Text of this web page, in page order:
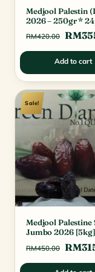
Medjool Palestin
2026 – 250gr *
RM420.00
price
was:
RM
Add to cart
Sale!
Medjool Palestine
Jumbo 2026 [5kg]
RM450.00
price
RM